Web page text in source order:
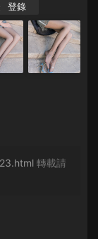
登錄
轉載請